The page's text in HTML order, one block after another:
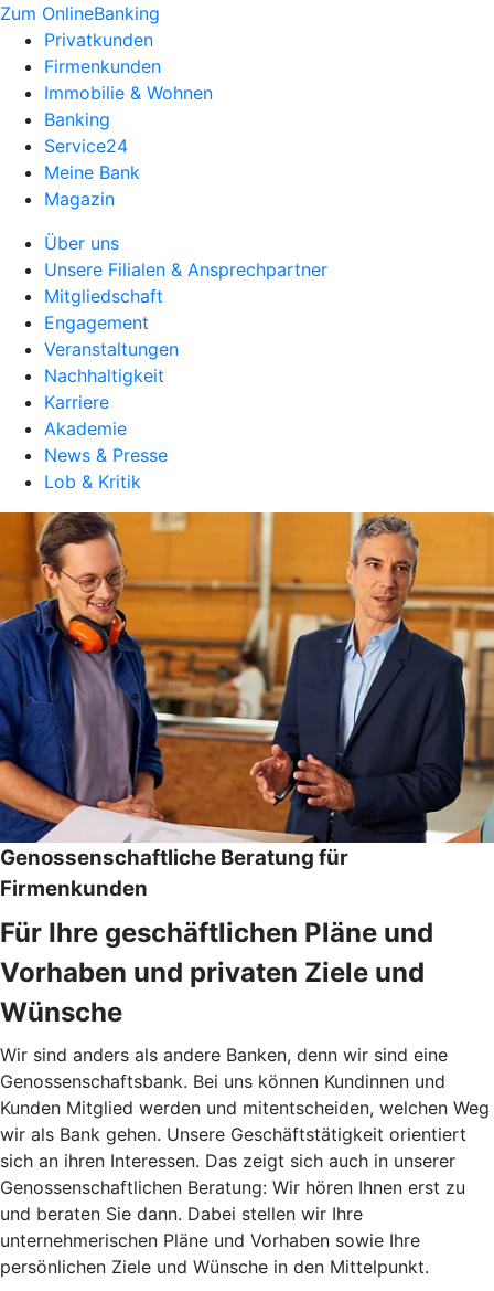
Zum OnlineBanking
Privatkunden
Firmenkunden
Immobilie & Wohnen
Banking
Service24
Meine Bank
Magazin
Über uns
Unsere Filialen & Ansprechpartner
Mitgliedschaft
Engagement
Veranstaltungen
Nachhaltigkeit
Karriere
Akademie
News & Presse
Lob & Kritik
Genossenschaftliche Beratung für
Firmenkunden
Für Ihre geschäftlichen Pläne und
Vorhaben und privaten Ziele und
Wünsche
Wir sind anders als andere Banken, denn wir sind eine
Genossenschaftsbank. Bei uns können Kundinnen und
Kunden Mitglied werden und mitentscheiden, welchen Weg
wir als Bank gehen. Unsere Geschäftstätigkeit orientiert
sich an ihren Interessen. Das zeigt sich auch in unserer
Genossenschaftlichen Beratung: Wir hören Ihnen erst zu
und beraten Sie dann. Dabei stellen wir Ihre
unternehmerischen Pläne und Vorhaben sowie Ihre
persönlichen Ziele und Wünsche in den Mittelpunkt.